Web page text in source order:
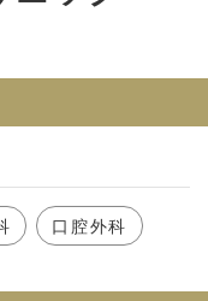
口腔外科